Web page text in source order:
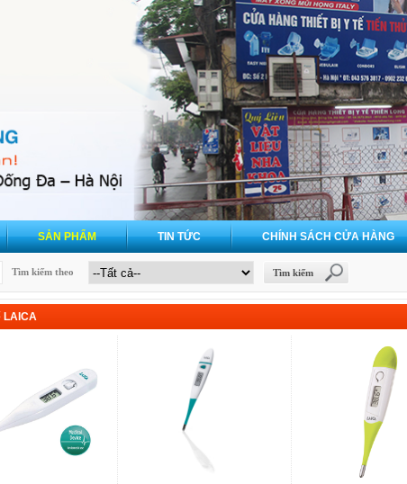
SẢN PHẨM TIN TỨC CHÍNH SÁCH CỬA HÀNG
Tìm kiếm theo Tìm kiếm
LAICA